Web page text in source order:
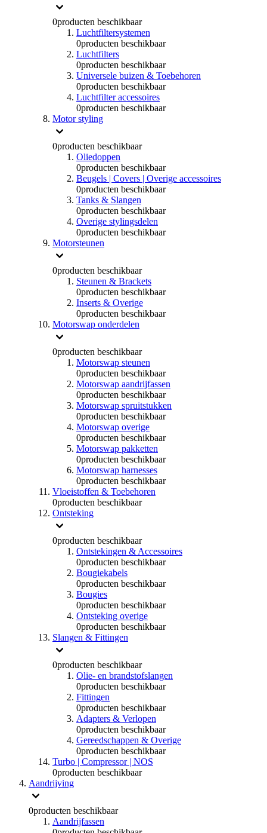
0producten beschikbaar
Luchtfiltersystemen
0producten beschikbaar
Luchtfilters
0producten beschikbaar
Universele buizen & Toebehoren
0producten beschikbaar
Luchtfilter accessoires
0producten beschikbaar
Motor styling
0producten beschikbaar
Oliedoppen
0producten beschikbaar
Beugels | Covers | Overige accessoires
0producten beschikbaar
Tanks & Slangen
0producten beschikbaar
Overige stylingsdelen
0producten beschikbaar
Motorsteunen
0producten beschikbaar
Steunen & Brackets
0producten beschikbaar
Inserts & Overige
0producten beschikbaar
Motorswap onderdelen
0producten beschikbaar
Motorswap steunen
0producten beschikbaar
Motorswap aandrijfassen
0producten beschikbaar
Motorswap spruitstukken
0producten beschikbaar
Motorswap overige
0producten beschikbaar
Motorswap pakketten
0producten beschikbaar
Motorswap harnesses
0producten beschikbaar
Vloeistoffen & Toebehoren
0producten beschikbaar
Ontsteking
0producten beschikbaar
Ontstekingen & Accessoires
0producten beschikbaar
Bougiekabels
0producten beschikbaar
Bougies
0producten beschikbaar
Ontsteking overige
0producten beschikbaar
Slangen & Fittingen
0producten beschikbaar
Olie- en brandstofslangen
0producten beschikbaar
Fittingen
0producten beschikbaar
Adapters & Verlopen
0producten beschikbaar
Gereedschappen & Overige
0producten beschikbaar
Turbo | Compressor | NOS
0producten beschikbaar
Aandrijving
0producten beschikbaar
Aandrijfassen